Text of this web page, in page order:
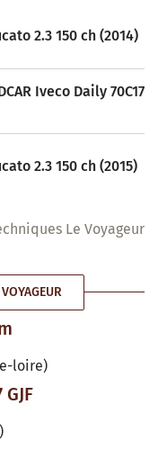
2.3 150 ch (2014)
Iveco Daily 70C17
2.3 150 ch (2015)
Le Voyageur
loire)
GJF